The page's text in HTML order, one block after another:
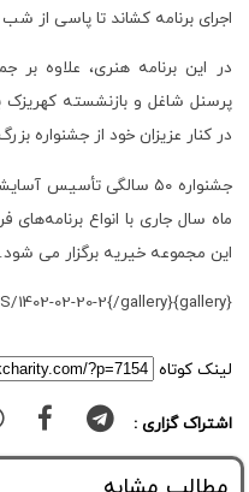
اجرای برنامه کشاند تا پاسی از شب
در این برنامه هنری، علاوه بر
پرسنل شاغل و بازنشسته کهریزک
در کنار عزیزان خود از جشنواره
ماه سال جاری با انواع
این مجموعه خیریه برگزار می شود.
{gallery}1402NEWS/1402-02-20-2{/gallery}
لینک کوتاه
اشتراک گزاری :